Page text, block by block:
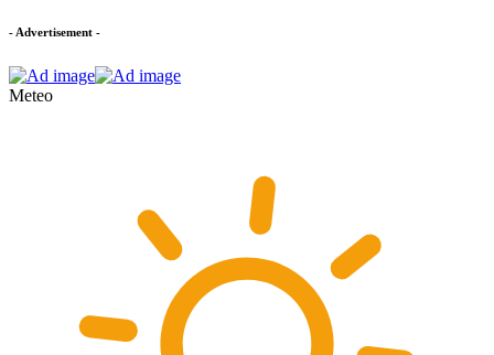
- Advertisement -
Meteo